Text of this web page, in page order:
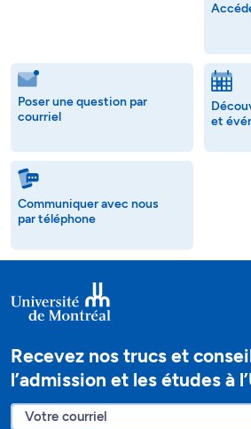
Poser une question par
courriel
et
Communiquer avec nous
par téléphone
Recevez nos trucs et
l’admission et les études à